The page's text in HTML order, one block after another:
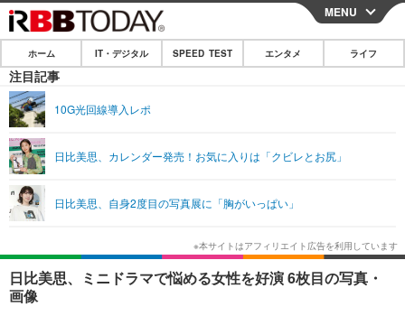
CLOSE
ホーム
IT・デジタル
ショッピング その他
SPEED TEST
エンタメ
エンタメTOP 映画・ドラマ
韓国・芸能
音楽 スポーツ
ライフ
ライフTOP グルメ
ペット ショッピング
リリース一覧
プッシュ通知の停止方法
MENU
ホーム IT・デジタル SPEED TEST エンタメ ライフ
注目記事
10G光回線導入レポ
日比美思、カレンダー発売！お気に入りは「クビレとお尻」
日比美思、自身2度目の写真展に「胸がいっぱい」
日比美思、ミニドラマで悩める女性を好演 6枚目の写真・
画像